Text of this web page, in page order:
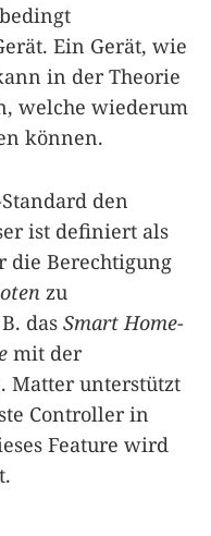
Ein Gerät, wie
in der Theorie
welche wiederum
können.
den
ist definiert als
die Berechtigung
zu
das Smart Home-
mit der
Matter unterstützt
Controller in
Feature wird